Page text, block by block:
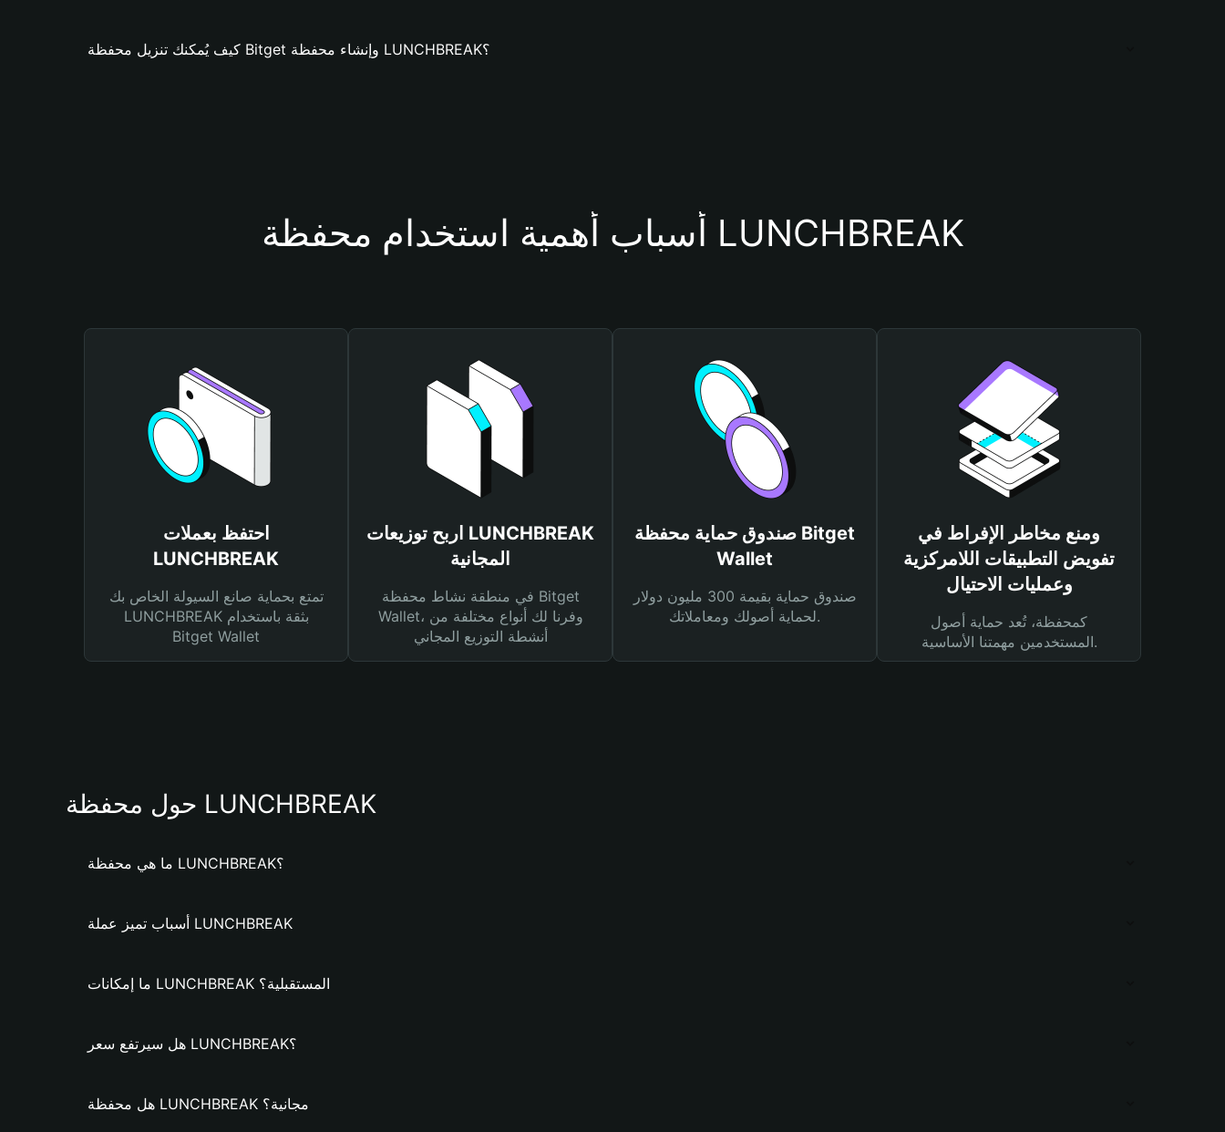
كيف يُمكنك تنزيل محفظة Bitget وإنشاء محفظة LUNCHBREAK؟
أسباب أهمية استخدام محفظة LUNCHBREAK
احتفظ بعملات
LUNCHBREAK
تمتع بحماية صانع السيولة الخاص بك
LUNCHBREAK بثقة باستخدام
Bitget Wallet
اربح توزيعات LUNCHBREAK
المجانية
في منطقة نشاط محفظة Bitget
Wallet، وفرنا لك أنواع مختلفة من
أنشطة التوزيع المجاني
صندوق حماية محفظة Bitget
Wallet
صندوق حماية بقيمة 300 مليون دولار
لحماية أصولك ومعاملاتك.
ومنع مخاطر الإفراط في
تفويض التطبيقات اللامركزية
وعمليات الاحتيال
كمحفظة، تُعد حماية أصول
المستخدمين مهمتنا الأساسية.
حول محفظة LUNCHBREAK
ما هي محفظة LUNCHBREAK؟
أسباب تميز عملة LUNCHBREAK
ما إمكانات LUNCHBREAK المستقبلية؟
هل سيرتفع سعر LUNCHBREAK؟
هل محفظة LUNCHBREAK مجانية؟